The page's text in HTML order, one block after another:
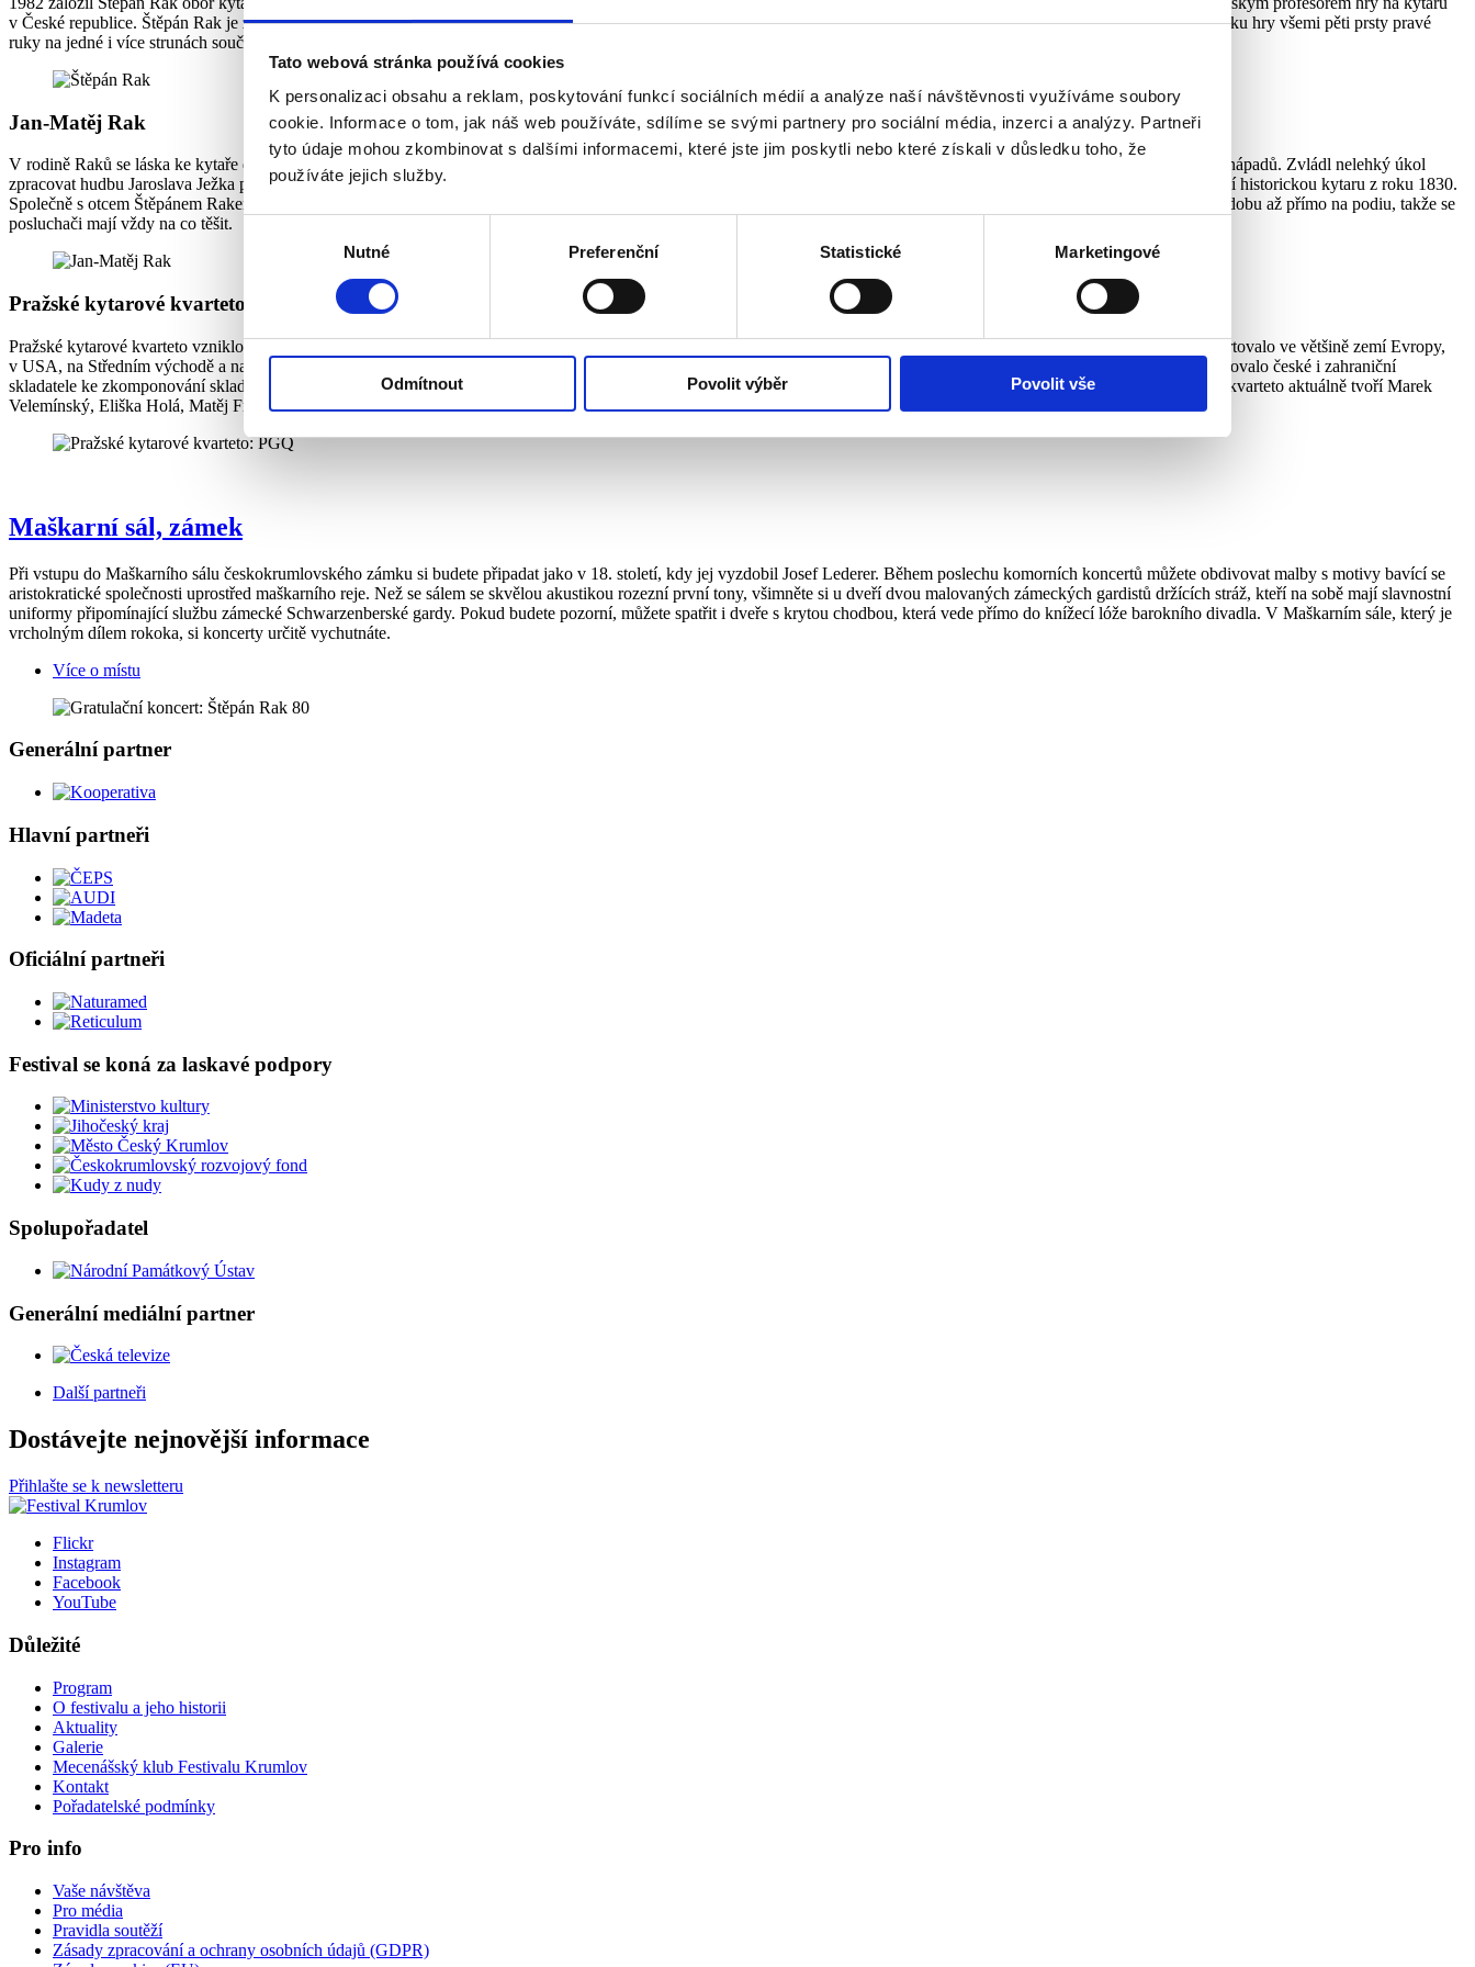
Tato webová stránka používá cookies
K personalizaci obsahu a reklam, poskytování funkcí sociálních médií a analýze naší návštěvnosti využíváme soubory
cookie. Informace o tom, jak náš web používáte, sdílíme se svými partnery pro sociální média, inzerci a analýzy. Partneři
tyto údaje mohou zkombinovat s dalšími informacemi, které jste jim poskytli nebo které získali v důsledku toho, že
používáte jejich služby.
Nutné Preferenční Statistické Marketingové
Odmítnout Povolit výběr Povolit vše
v České republice. Štěpán Rak je známý především jako kytarista, skladatel a improvizátor. Takzvané „Rakovo tremolo“ se stalo v kytarovém světě pojmem. Užívá v něm techniku hry všemi pěti prsty pravé
ruky na jedné i více strunách současně. Celoživotní snahou profesora Štěpána Raka je představit kytaru nejen jako sólový nástroj, ale i jako orchestr.
Jan-Matěj Rak
V rodině Raků se láska ke kytaře dědí, což potvrzuje syn letos jubilujícího Štěpána Jan-Matěj Rak, kytarista, písničkář, nadšený amatérský astronom, fotograf a tvůrčí duše plná nápadů. Zvládl nelehký úkol
zpracovat hudbu Jaroslava Ježka pro sólovou kytaru. Objevná jsou i jeho zpracování hudby barokní, ale i Antonína Dvořáka či Bedřicha Smetany. Tyto skladby hraje na unikátní historickou kytaru z roku 1830.
Společně s otcem Štěpánem Rakem vystupuje už léta a koncerty RAK a RAK se vyznačují originalitou a vždy nabídnou i četná překvapení. Mnohé skladby dostávají finální podobu až přímo na podiu, takže se
posluchači mají vždy na co těšit.
Pražské kytarové kvarteto: PGQ
Pražské kytarové kvarteto vzniklo v roce 1984 na Pražské konzervatoři. Oceňuje ho odborná kritika i publikum po celém světě. PGQ vystupuje na hudebních festivalech, koncertovalo ve většině zemí Evropy,
v USA, na Středním východě a na mnoha místech České republiky. Vyznačuje se perfektní souhrou, osobitým hudebním stylem a jedinečnou barvou zvuku čtyř kytar, což inspirovalo české i zahraniční
skladatele ke zkomponování skladeb přímo pro soubor. Kromě původního repertoáru hudební ansámbl hraje i vlastní transkripce různých stylových období. Pražské kytarového kvarteto aktuálně tvoří Marek
Velemínský, Eliška Holá, Matěj Freml a Patrick Vacík.
Maškarní sál, zámek
Při vstupu do Maškarního sálu českokrumlovského zámku si budete připadat jako v 18. století, kdy jej vyzdobil Josef Lederer. Během poslechu komorních koncertů můžete obdivovat malby s motivy bavící se
aristokratické společnosti uprostřed maškarního reje. Než se sálem se skvělou akustikou rozezní první tony, všimněte si u dveří dvou malovaných zámeckých gardistů držících stráž, kteří na sobě mají slavnostní
uniformy připomínající službu zámecké Schwarzenberské gardy. Pokud budete pozorní, můžete spatřit i dveře s krytou chodbou, která vede přímo do knížecí lóže barokního divadla. V Maškarním sále, který je
vrcholným dílem rokoka, si koncerty určitě vychutnáte.
Více o místu
Generální partner
Hlavní partneři
Oficiální partneři
Festival se koná za laskavé podpory
Spolupořadatel
Generální mediální partner
Další partneři
Dostávejte nejnovější informace
Přihlašte se k newsletteru
Flickr
Instagram
Facebook
YouTube
Důležité
Program
O festivalu a jeho historii
Aktuality
Galerie
Mecenášský klub Festivalu Krumlov
Kontakt
Pořadatelské podmínky
Pro info
Vaše návštěva
Pro média
Pravidla soutěží
Zásady zpracování a ochrany osobních údajů (GDPR)